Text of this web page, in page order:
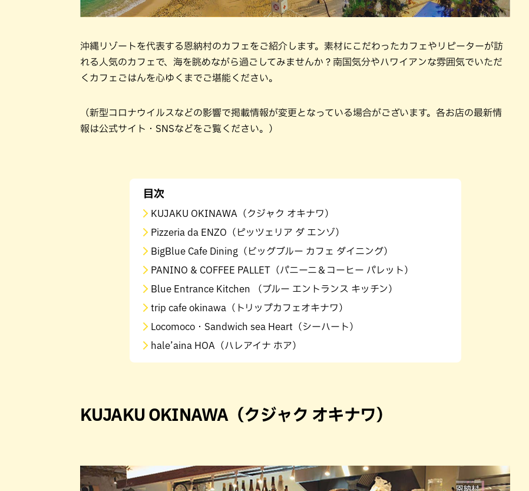
沖縄リゾートを代表する恩納村のカフェをご紹介します。素材にこだわったカフェやリピーターが訪
れる人気のカフェで、海を眺めながら過ごしてみませんか？南国気分やハワイアンな雰囲気でいただ
くカフェごはんを心ゆくまでご堪能ください。
（新型コロナウイルスなどの影響で掲載情報が変更となっている場合がございます。各お店の最新情
報は公式サイト・SNSなどをご覧ください。）
目次
KUJAKU OKINAWA（クジャク オキナワ）
Pizzeria da ENZO（ピッツェリア ダ エンゾ）
BigBlue Cafe Dining（ビッグブルー カフェ ダイニング）
PANINO & COFFEE PALLET（パニーニ＆コーヒー パレット）
Blue Entrance Kitchen （ブルー エントランス キッチン）
trip cafe okinawa（トリップカフェオキナワ）
Locomoco・Sandwich sea Heart（シーハート）
hale’aina HOA（ハレアイナ ホア）
KUJAKU OKINAWA（クジャク オキナワ）